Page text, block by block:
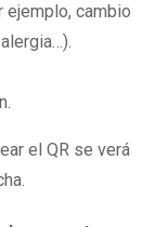
cambio
el QR se verá